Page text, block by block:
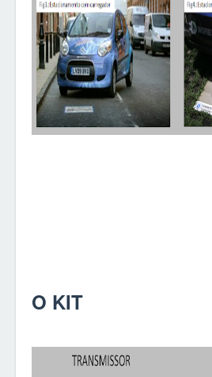
O KIT